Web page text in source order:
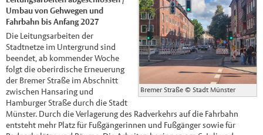
Bremer Straße © Stadt Münster
Umbau von Gehwegen und
Fahrbahn bis Anfang 2027
Die Leitungsarbeiten der
Stadtnetze im Untergrund sind
beendet, ab kommender Woche
folgt die oberirdische Erneuerung
der Bremer Straße im Abschnitt
zwischen Hansaring und
Hamburger Straße durch die Stadt
Münster. Durch die Verlagerung des Radverkehrs auf die Fahrbahn
entsteht mehr Platz für Fußgängerinnen und Fußgänger sowie für